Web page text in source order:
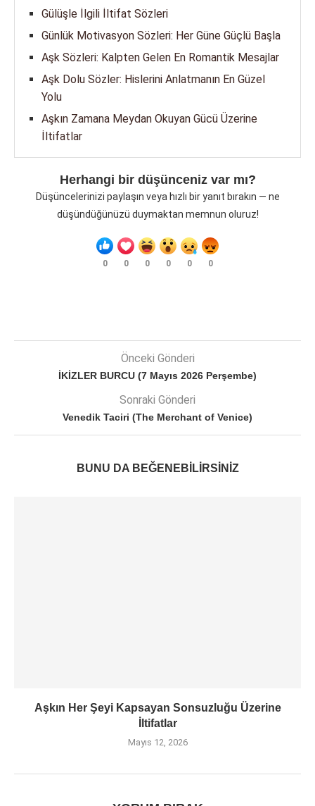
Gülüşle İlgili İltifat Sözleri
Günlük Motivasyon Sözleri: Her Güne Güçlü Başla
Aşk Sözleri: Kalpten Gelen En Romantik Mesajlar
Aşk Dolu Sözler: Hislerini Anlatmanın En Güzel
Yolu
Aşkın Zamana Meydan Okuyan Gücü Üzerine
İltifatlar
Herhangi bir düşünceniz var mı?
Düşüncelerinizi paylaşın veya hızlı bir yanıt bırakın — ne
düşündüğünüzü duymaktan memnun oluruz!
0 0 0 0 0 0
Önceki Gönderi
İKİZLER BURCU (7 Mayıs 2026 Perşembe)
Sonraki Gönderi
Venedik Taciri (The Merchant of Venice)
BUNU DA BEĞENEBILIRSINIZ
Aşkın Her Şeyi Kapsayan Sonsuzluğu Üzerine
İltifatlar
Mayıs 12, 2026